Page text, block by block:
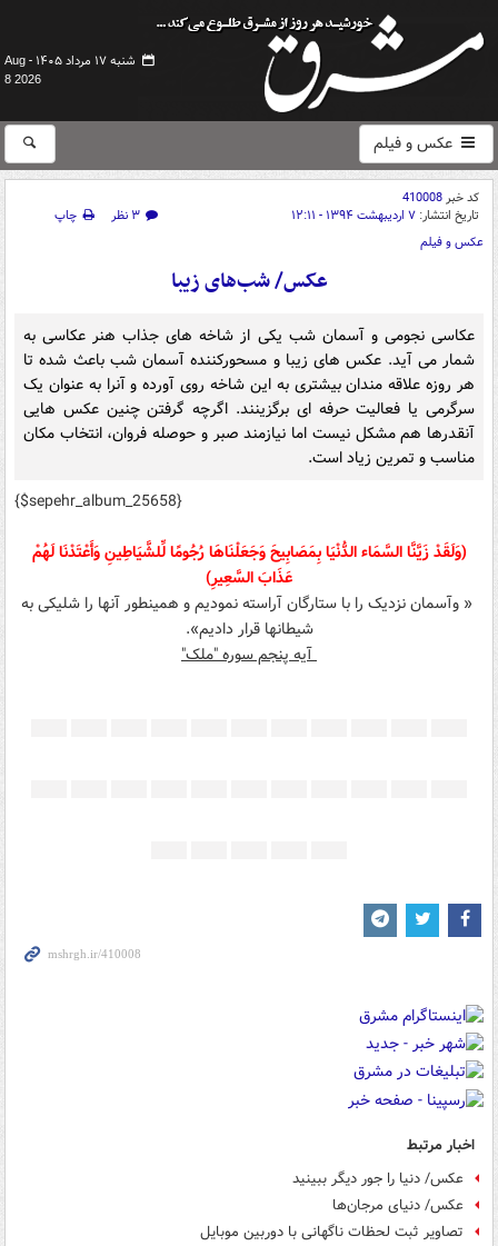
شنبه ۱۷ مرداد ۱۴۰۵ -
Aug
8 2026
عکس و فیلم
کد خبر410008
تاریخ انتشار: ۷ اردیبهشت ۱۳۹۴ - ۱۲:۱۱ ۳ نظر
چاپ
عکس و فیلم
عکس/ شب‌های زیبا
عکاسی نجومی و آسمان شب یکی از شاخه های جذاب هنر عکاسی به
شمار می آید. عکس های زیبا و مسحورکننده آسمان شب باعث شده تا
هر روزه علاقه مندان بیشتری به این شاخه روی آورده و آنرا به عنوان یک
سرگرمی یا فعالیت حرفه ای برگزینند. اگرچه گرفتن چنین عکس هایی
آنقدرها هم مشکل نیست اما نیازمند صبر و حوصله فروان، انتخاب مکان
مناسب و تمرین زیاد است.
{$sepehr_album_25658}
(وَلَقَدْ زَيَّنَّا السَّمَاء الدُّنْيَا بِمَصَابِيحَ وَجَعَلْنَاهَا رُجُومًا لِّلشَّيَاطِينِ وَأَعْتَدْنَا لَهُمْ
عَذَابَ السَّعِيرِ)
« وآسمان نزديک را با ستارگان آراسته نموديم و همينطور آنها را شليکی به
شيطانها قرار داديم».
آیه پنجم سوره "ملک"
اخبار مرتبط
عکس/ دنیا را جور دیگر ببینید
عکس/ دنیای مرجان‌ها‎
تصاویر ثبت لحظات ناگهانی‌ با دوربین موبایل